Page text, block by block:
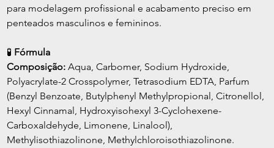
para modelagem profissional e acabamento preciso em
penteados masculinos e femininos.
🧪 Fórmula
Composição: Aqua, Carbomer, Sodium Hydroxide,
Polyacrylate-2 Crosspolymer, Tetrasodium EDTA, Parfum
(Benzyl Benzoate, Butylphenyl Methylpropional, Citronellol,
Hexyl Cinnamal, Hydroxyisohexyl 3-Cyclohexene-
Carboxaldehyde, Limonene, Linalool),
Methylisothiazolinone, Methylchloroisothiazolinone.